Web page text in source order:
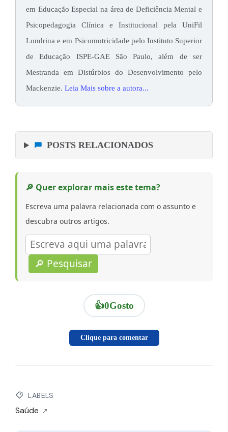
em Educação Especial na área de Deficiência Mental e
Psicopedagogia Clínica e Institucional pela UniFil
Londrina e em Psicomotricidade pelo Instituto Superior
de Educação ISPE-GAE São Paulo, além de ser
Mestranda em Distúrbios do Desenvolvimento pelo
Mackenzie. Leia Mais sobre a autora...
POSTS RELACIONADOS
🔎 Quer explorar mais este tema?
Escreva uma palavra relacionada com o assunto e
descubra outros artigos.
🔎 Pesquisar
👍0Gosto
Clique para comentar
LABELS
Saúde